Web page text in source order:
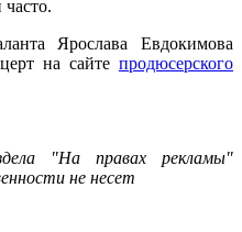
Ярослава Евдокимова
на сайте продюсерского
"На правах рекламы"
не несет